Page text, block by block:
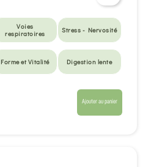
Voies
respiratoires
Stress - Nervosité
Forme et Vitalité Digestion lente
Foie & vésicule
Ajouter au panier